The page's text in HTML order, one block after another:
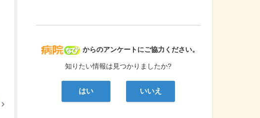
病院なび
からのアンケートにご協力ください。
知りたい情報は見つかりましたか?
はい いいえ